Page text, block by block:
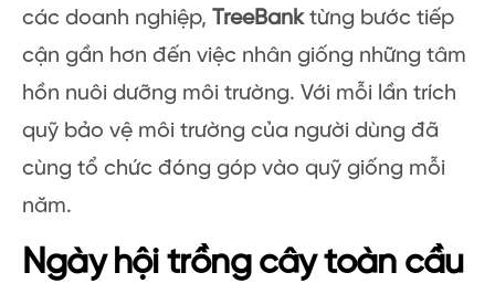
các doanh nghiệp, TreeBanktừng bước tiếp
cận gần hơn đến việc nhân giống những tâm
hồn nuôi dưỡng môi trường. Với mỗi lần trích
quỹ bảo vệ môi trường của người dùng đã
cùng tổ chức đóng góp vào quỹ giống mỗi
năm.
Ngày hội trồng cây toàn cầu